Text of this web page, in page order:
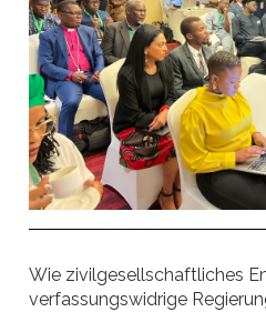
Wie zivilgesellschaftliches
verfassungswidrige